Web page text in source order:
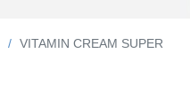
VITAMIN CREAM SUPER